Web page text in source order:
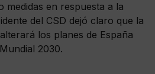
medidas en respuesta a la
del CSD dejó claro que la
los planes de España
2030.